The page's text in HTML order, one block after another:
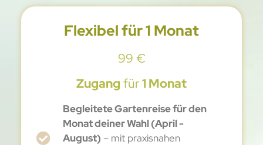
Flexibel für 1 Monat
99 €
Zugang für1 Monat
Begleitete Gartenreise für den
Monat deiner Wahl (April -
August) – mit praxisnahen